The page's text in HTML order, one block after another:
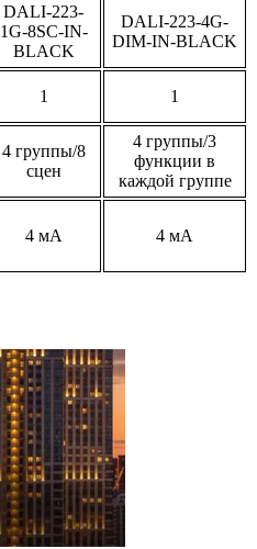
DALI-223-
1G-8SC-IN-
BLACK
DALI-223-4G-
DIM-IN-BLACK
1 1
4 группы/8
сцен
4 группы/3
функции в
каждой группе
4 мА 4 мА